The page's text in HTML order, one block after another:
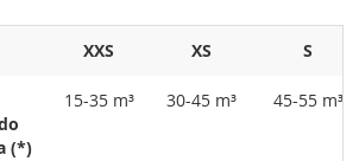
XXS XS S
(*)
15-35 m³ 30-45 m³ 45-55 m³